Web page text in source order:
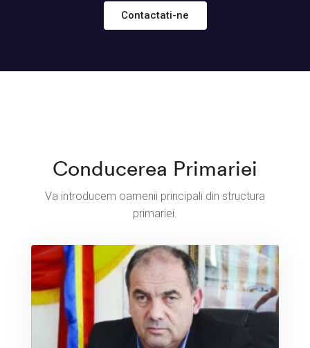
Contactati-ne
Conducerea Primariei
Va introducem oamenii principali din structura
primariei.